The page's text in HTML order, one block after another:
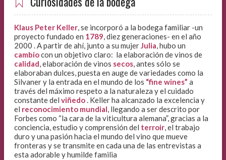
Klaus Peter Keller, se incorporó a la bodega familiar -un
proyecto fundado en 1789, diez generaciones- en el año
2000 . A partir de ahí, junto a su mujerJulia, hubo un
cambiocon un objetivo claro: la elaboración de vinos de
calidad, elaboración de vinos secos, antes sólo se
elaboraban dulces, puesta en auge de variedades como la
Silvaner y la entrada en el mundo de los “fine wines” a
través del máximo respeto a la naturaleza y el cuidado
constante del viñedo. Keller ha alcanzado la excelencia y
el reconocimiento mundial, llegando a ser descrito por
Forbes como “la cara de la viticultura alemana”, gracias a la
conciencia, estudio y comprensión del terroir, el trabajo
duro y una pasión hacia el mundo del vino que mueve
fronteras y se transmite en cada una de las entrevistas a
esta adorable y humilde familia